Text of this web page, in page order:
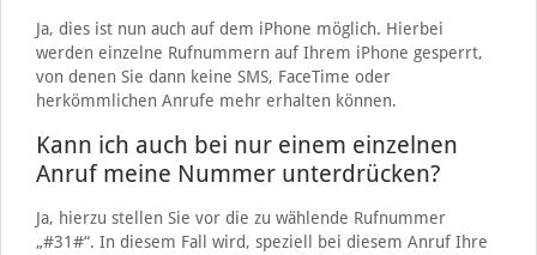
Ja, dies ist nun auch auf dem iPhone möglich. Hierbei
werden einzelne Rufnummern auf Ihrem iPhone gesperrt,
von denen Sie dann keine SMS, FaceTime oder
herkömmlichen Anrufe mehr erhalten können.
Kann ich auch bei nur einem einzelnen
Anruf meine Nummer unterdrücken?
Ja, hierzu stellen Sie vor die zu wählende Rufnummer
„#31#“. In diesem Fall wird, speziell bei diesem Anruf Ihre